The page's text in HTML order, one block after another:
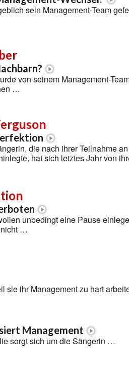
sein Management-Team
von seinem Management-
…
die nach ihrer Teilnahme an
hat sich letztes Jahr von
unbedingt eine Pause
nicht …
sie ihr Management zu hart
Management
sorgt sich um die Sängerin …